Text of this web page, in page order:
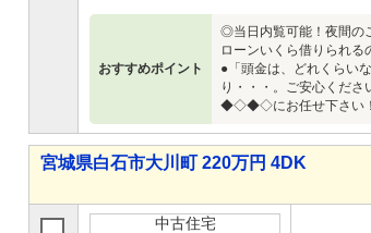
おすすめポイント
◎当日内覧可能！夜間の
ローンいくら借りられ
●「頭金は、どれくらい
り・・・。ご安心くだ
◆◇◆◇にお任せ下さい
宮城県白石市大川町 220万円 4DK
中古住宅